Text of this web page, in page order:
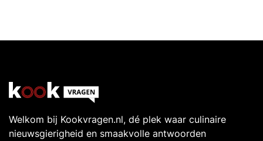
Welkom bij Kookvragen.nl, dé plek waar culinaire
nieuwsgierigheid en smaakvolle antwoorden